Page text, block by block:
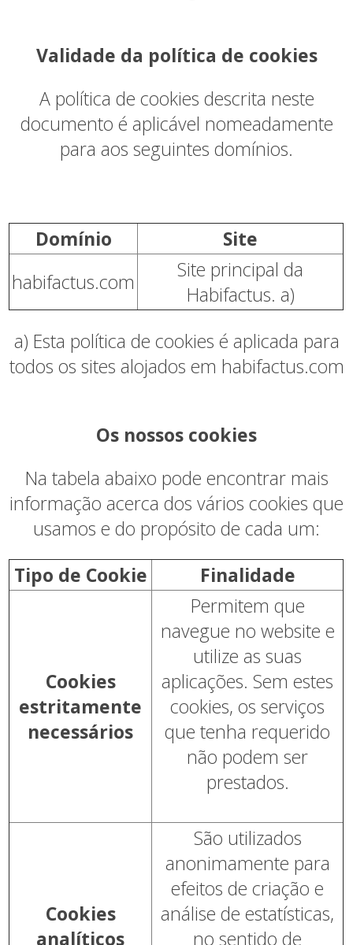
Validade da política de cookies
A política de cookies descrita neste
documento é aplicável nomeadamente
para aos seguintes domínios.
Domínio
Site
habifactus.com
Site principal da
Habifactus. a)
a) Esta política de cookies é aplicada para
todos os sites alojados em habifactus.com
Os nossos cookies
Na tabela abaixo pode encontrar mais
informação acerca dos vários cookies que
usamos e do propósito de cada um:
Tipo de Cookie
Finalidade
Cookies
estritamente
necessários
Permitem que
navegue no website e
utilize as suas
aplicações. Sem estes
cookies, os serviços
que tenha requerido
não podem ser
prestados.
Cookies
analíticos
São utilizados
anonimamente para
efeitos de criação e
análise de estatísticas,
no sentido de